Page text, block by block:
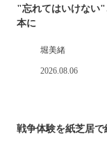
"忘れてはいけない
本に
堀美緒
2026.08.06
戦争体験を紙芝居